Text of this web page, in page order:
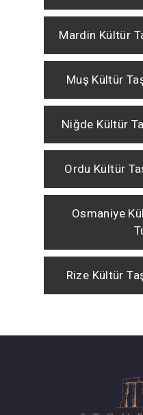
Mardin Kültür
Muş Kültür
Niğde Kültür
Ordu Kültür
Osmaniye
Rize Kültür